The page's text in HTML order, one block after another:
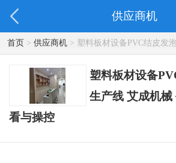
供应商机
首页> 供应商机> 塑料板材设备PVC结皮发
手机APP智能查看与操控
塑料板材设备
生产线 艾成机
看与操控